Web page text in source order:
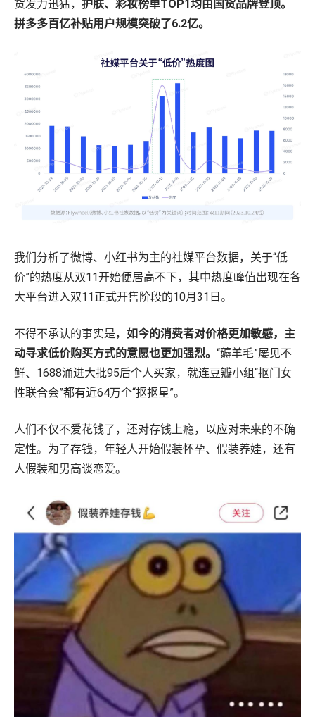
货发力迅猛， 护肤、彩妆榜单TOP1均由国货品牌登顶。
拼多多百亿补贴用户规模突破了6.2亿。
我们分析了微博、小红书为主的社媒平台数据，关于“低
价”的热度从双11开始便居高不下，其中热度峰值出现在各
大平台进入双11正式开售阶段的10月31日。
不得不承认的事实是， 如今的消费者对价格更加敏感，主
动寻求低价购买方式的意愿也更加强烈。 “薅羊毛”屡见不
鲜、1688涌进大批95后个人买家，就连豆瓣小组“抠门女
性联合会”都有近64万个“抠抠星”。
人们不仅不爱花钱了，还对存钱上瘾，以应对未来的不确
定性。为了存钱，年轻人开始假装怀孕、假装养娃，还有
人假装和男高谈恋爱。